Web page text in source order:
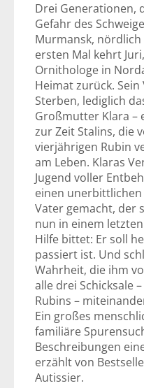
Drei Generationen,
Gefahr des
Murmansk, nördlich
ersten Mal kehrt
Ornithologe in
Heimat zurück.
Sterben, lediglich
Großmutter Klara –
zur Zeit Stalins, die
vierjährigen Rubin
am Leben. Klaras
Jugend voller
einen
Vater gemacht, der
nun in einem
Hilfe bittet: Er soll
passiert ist. Und
Wahrheit, die ihm
alle drei Schicksale
Rubins –
Ein großes
familiäre
Beschreibungen
erzählt von
Autissier.